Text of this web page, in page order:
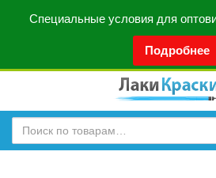
Специальные условия для
Подробнее